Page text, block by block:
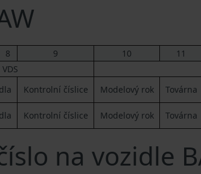
8 9 10 11
VDS
Kontrolní číslice Modelový rok Továrna
Kontrolní číslice Modelový rok Továrna
na vozidle